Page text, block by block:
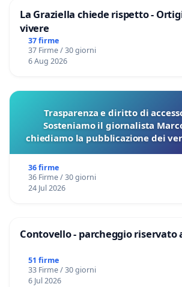
La Graziella chiede rispetto -
vivere
37 firme
37 Firme / 30 giorni
6 Aug 2026
Trasparenza e diritto di
Sosteniamo il giornalista
chiediamo la pubblicazione dei
36 firme
36 Firme / 30 giorni
24 Jul 2026
Contovello - parcheggio riservato
51 firme
33 Firme / 30 giorni
6 Jul 2026